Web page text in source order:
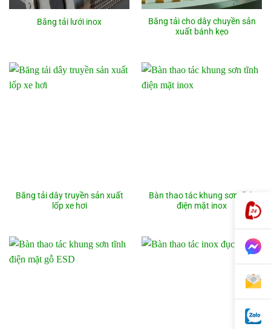
Băng tải lưới inox
Băng tải cho dây chuyền sản
xuất bánh kẹo
Băng tải dây truyền sản xuất
lốp xe hơi
Bàn thao tác khung sơn tĩnh
điện mặt inox